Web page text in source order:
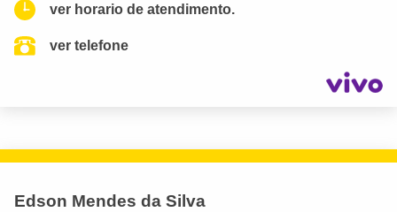
ver horario de atendimento.
ver telefone
Edson Mendes da Silva